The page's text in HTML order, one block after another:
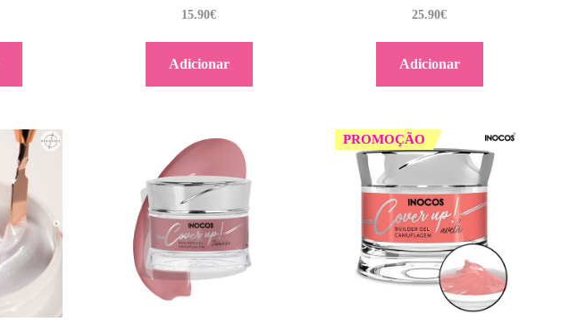
15.90€
Adicionar
25.90€
Adicionar
PROMOÇÃO